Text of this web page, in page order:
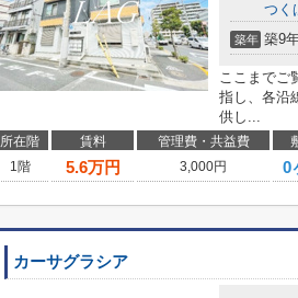
つく
築年 築9
ここまでご
指し、各沿
供し...
所在階 賃料 管理費・共益費
1階
5.6万円 3,000円 0
カーサグラシア